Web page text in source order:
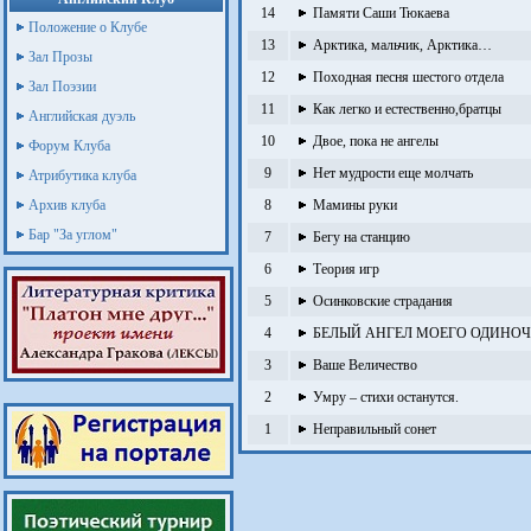
Положение о Клубе
Зал Прозы
Зал Поэзии
Английская дуэль
Форум Клуба
Атрибутика клуба
Архив клуба
Бар "За углом"
14 Памяти Саши Тюкаева
13 Арктика, мальчик, Арктика…
12 Походная песня шестого отдела
11 Как легко и естественно,братцы
10 Двое, пока не ангелы
9 Нет мудрости еще молчать
8 Мамины руки
7 Бегу на станцию
6 Теория игр
5 Осинковские страдания
4 БЕЛЫЙ АНГЕЛ МОЕГО
3 Ваше Величество
2 Умру – стихи останутся.
1 Неправильный сонет